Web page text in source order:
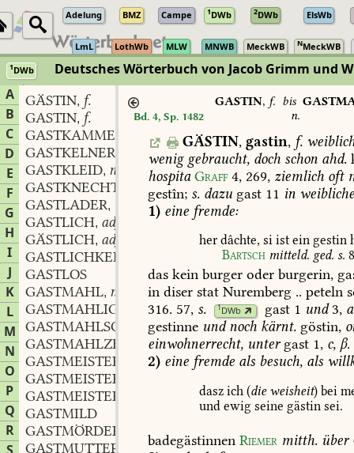
Adelung BMZ Campe 1DWb 2DWb ElsWb
LmL LothWb MLW MNWB MeckWB NMeckWB
1DWb Deutsches Wörterbuch von Jacob Grimm und
A
B
C
D
E
F
G
H
I
J
K
L
M
N
O
P
Q
R
GÄSTIN, f.
GASTIN, f.
GASTKAMMER
GASTKELNER
GASTKLEID, n.
GASTKNECHT
GASTLADER,
GASTLICH, adj.
GÄSTLICH, adj.
GASTLICHKEIT
GASTLOS
GASTMAHL, n.
GASTMAHLIG
GASTMAHLSOPFER,n.
GASTMAHLZEIT
GASTMEISTER
GASTMEISTEREI
GASTMEISTERIN
GASTMILD
GASTMÖRDER
GASTMUTTER
Bd. 4, Sp. 1482
GASTIN, f.bis
n.
GÄSTIN, gastin, f.
weniggebraucht, doch schon ahd.
hospita Graff 4, 269, ziemlich oft
gestîn; s. dazu gast 11 in
1) eine fremde:
her dâchte, si ist ein gestin
Bartsch mitteld. ged. s.
das kein burger oder burgerin,
in diser stat Nuremberg .. peteln
316. 57, s. 1DWb gast 1 und3,
gestinne undnoch kärnt. göstin,
einwohnerrecht, untergast 1, c, β.
2) eine fremde als besuch, als
dasz ich (dieweisheit) bei
und ewig seine gästin sei.
badegästinnen Riemer mitth. über